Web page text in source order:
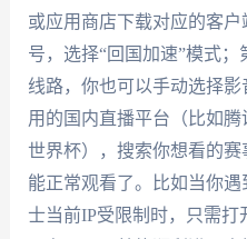
或应用商店下载对应的客
号，选择“回国加速”模式
线路，你也可以手动选择
用的国内直播平台（比如
世界杯），搜索你想看的
能正常观看了。比如当你
士当前IP受限制时，只需打